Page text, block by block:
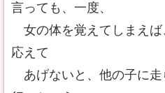
言っても、一度、
女の体を覚えてしまえば
応えて
あげないと、他の子に走